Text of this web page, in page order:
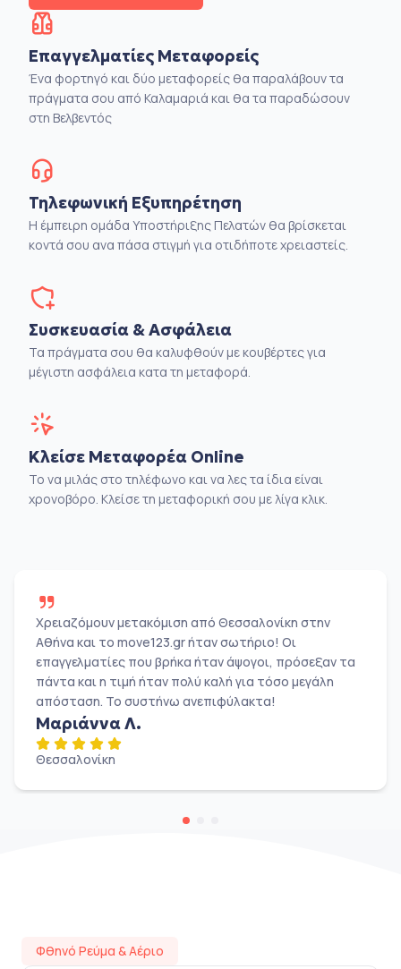
Επαγγελματίες Μεταφορείς
Ένα φορτηγό και δύο μεταφορείς θα παραλάβουν τα
πράγματα σου από Καλαμαριά και θα τα παραδώσουν
στη Βελβεντός
Τηλεφωνική Εξυπηρέτηση
Η έμπειρη ομάδα Υποστήριξης Πελατών θα βρίσκεται
κοντά σου ανα πάσα στιγμή για οτιδήποτε χρειαστείς.
Συσκευασία & Ασφάλεια
Τα πράγματα σου θα καλυφθούν με κουβέρτες για
μέγιστη ασφάλεια κατα τη μεταφορά.
Κλείσε Μεταφορέα Online
Το να μιλάς στο τηλέφωνο και να λες τα ίδια είναι
χρονοβόρο. Κλείσε τη μεταφορική σου με λίγα κλικ.
Χρειαζόμουν μετακόμιση από Θεσσαλονίκη στην
Αθήνα και το move123.gr ήταν σωτήριο! Οι
επαγγελματίες που βρήκα ήταν άψογοι, πρόσεξαν τα
πάντα και η τιμή ήταν πολύ καλή για τόσο μεγάλη
απόσταση. Το συστήνω ανεπιφύλακτα!
Μαριάννα Λ.
Θεσσαλονίκη
Φθηνό Ρεύμα & Αέριο